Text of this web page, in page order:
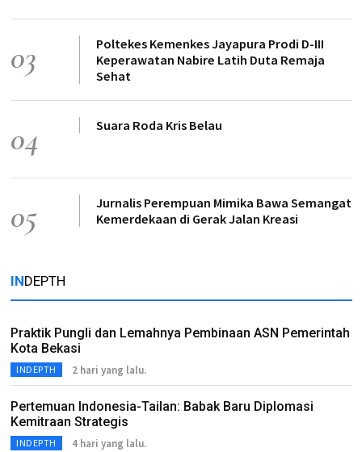
03
Poltekes Kemenkes Jayapura Prodi D-III
Keperawatan Nabire Latih Duta Remaja
Sehat
04 Suara Roda Kris Belau
05
Jurnalis Perempuan Mimika Bawa Semangat
Kemerdekaan di Gerak Jalan Kreasi
INDEPTH
Praktik Pungli dan Lemahnya Pembinaan ASN Pemerintah
Kota Bekasi
INDEPTH 2 hari yang lalu.
Pertemuan Indonesia-Tailan: Babak Baru Diplomasi
Kemitraan Strategis
INDEPTH 4 hari yang lalu.